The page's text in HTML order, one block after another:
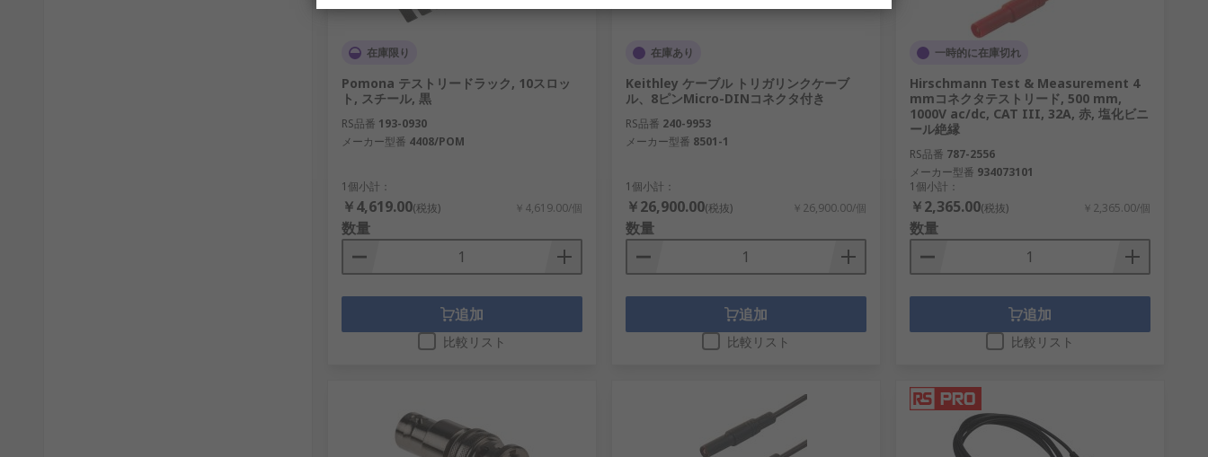
在庫限り
Pomona テストリードラック, 10スロッ
ト, スチール, 黒
RS品番 193-0930
メーカー型番 4408/POM
1個小計：
￥4,619.00(税抜) ￥4,619.00/個
数量
追加
比較リスト
在庫あり
Keithley ケーブル トリガリンクケーブ
ル、8ピンMicro-DINコネクタ付き
RS品番 240-9953
メーカー型番 8501-1
1個小計：
￥26,900.00(税抜) ￥26,900.00/個
数量
追加
比較リスト
一時的に在庫切れ
Hirschmann Test & Measurement 4
mmコネクタテストリード, 500 mm,
1000V ac/dc, CAT III, 32A, 赤, 塩化ビニ
ール絶縁
RS品番 787-2556
メーカー型番 934073101
1個小計：
￥2,365.00(税抜) ￥2,365.00/個
数量
追加
比較リスト